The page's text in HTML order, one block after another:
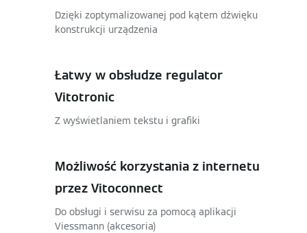
Dzięki zoptymalizowanej pod kątem dźwięku
konstrukcji urządzenia
Łatwy w obsłudze regulator
Vitotronic
Z wyświetlaniem tekstu i grafiki
Możliwość korzystania z internetu
przez Vitoconnect
Do obsługi i serwisu za pomocą aplikacji
Viessmann (akcesoria)